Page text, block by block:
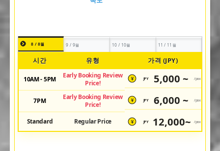
8 / 8월 9 / 9월 10 / 10월 11 / 11월
시간 유형 가격 (JPY)
10AM - 5PM
Early Booking Review
Price!
¥ JPY 5,000 ~ /pax
7PM
Early Booking Review
Price!
¥ JPY 6,000 ~ /pax
Standard Regular Price ¥ JPY 12,000~ /pax